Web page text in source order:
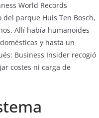
World Records
parque Huis Ten Bosch,
Allí había humanoides
y hasta un
Business Insider recogió
costes ni carga de